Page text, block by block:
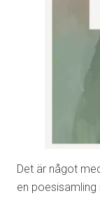
Det är något
en